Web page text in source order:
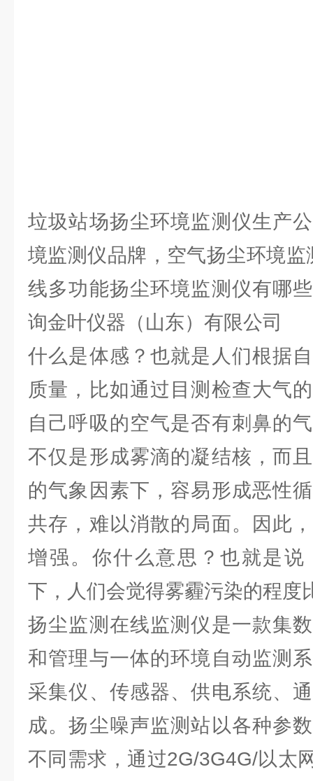
垃圾站场扬尘环境监测仪生产
境监测仪品牌，空气扬尘环境
线多功能扬尘环境监测仪有哪
询金叶仪器（山东）有限公司
什么是体感？也就是人们根据
质量，比如通过目测检查大气
自己呼吸的空气是否有刺鼻的
不仅是形成雾滴的凝结核，而
的气象因素下，容易形成恶性
共存，难以消散的局面。因此
增强。你什么意思？也就是说
下，人们会觉得雾霾污染的程度
扬尘监测在线监测仪是一款集
和管理与一体的环境自动监测
采集仪、传感器、供电系统、
成。扬尘噪声监测站以各种参
不同需求，通过2G/3G4G/以太